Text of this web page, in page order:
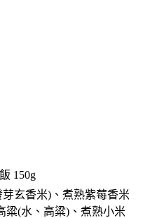
150g
玄香米)、煮熟紫莓香米
粱(水、高粱)、煮熟小米